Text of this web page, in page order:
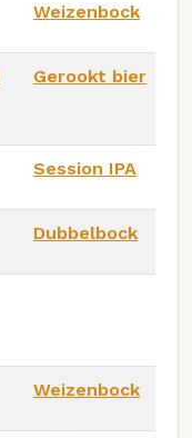
Weizenbock
Gerookt bier
Session IPA
Dubbelbock
Weizenbock